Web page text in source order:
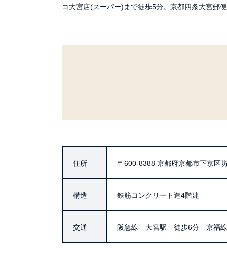
コ大宮店(スーパー)まで徒歩5分。京都四条大宮郵
住所 〒600-8388 京都府京都市下京区
構造 鉄筋コンクリート造4階建
交通 阪急線 大宮駅 徒歩6分 京福